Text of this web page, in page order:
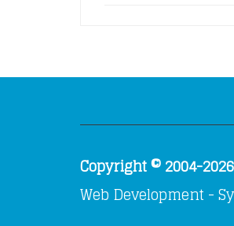
Copyright © 2004-
Web Development -